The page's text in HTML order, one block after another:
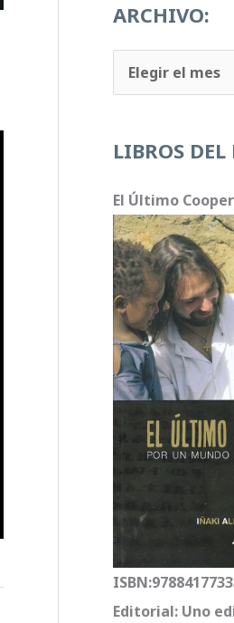
u
o
d
v
í
d
e
o
ARCHIVO:
R
H
V
O
:
LIBROS
El Último
Editorial: Uno